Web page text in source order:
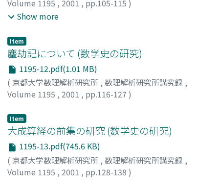
Volume 1195 , 2001 , pp.105-115 )
島野, 達雄;下浦, 康邦
Fumitada
ブロウ;ハヤマ, フミタダ
Show more
Item
麈劫記について (数学史の研究)
1195-12.pdf(1.01 MB)
( 京都大学数理解析研究所 , 数理解析研究所講究録 ,
Volume 1195 , 2001 , pp.116-127 )
Item
大成算経の前集の研究 (数学史の研究)
1195-13.pdf(745.6 KB)
( 京都大学数理解析研究所 , 数理解析研究所講究録 ,
Volume 1195 , 2001 , pp.128-138 )